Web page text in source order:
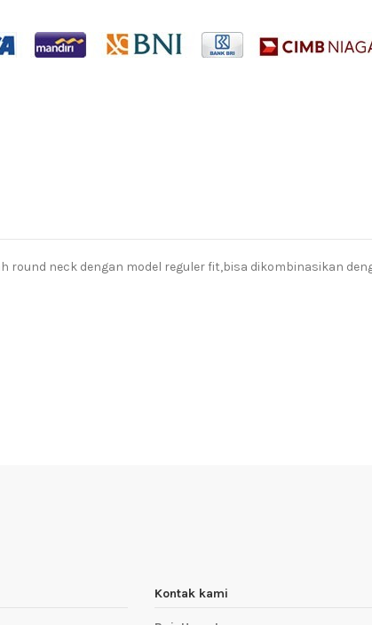
neck dengan model reguler fit,bisa dikombinasikan
Kontak kami